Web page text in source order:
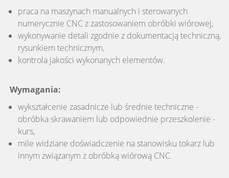
praca na maszynach manualnych i sterowanych
numerycznie CNC z zastosowaniem obróbki wiórowej,
wykonywanie detali zgodnie z dokumentacją techniczną,
rysunkiem technicznym,
kontrola jakości wykonanych elementów.
Wymagania:
wykształcenie zasadnicze lub średnie techniczne -
obróbka skrawaniem lub odpowiednie przeszkolenie -
kurs,
mile widziane doświadczenie na stanowisku tokarz lub
innym związanym z obróbką wiórową CNC.